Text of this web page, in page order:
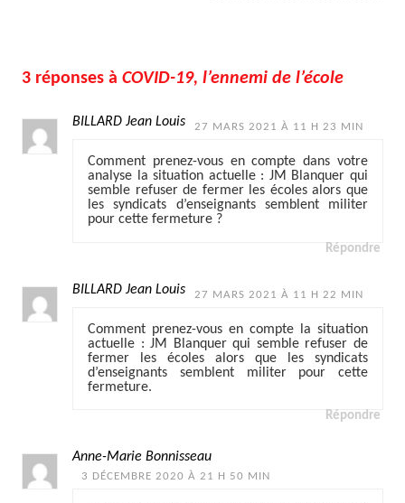
3 réponses àCOVID-19, l’ennemi de l’école
BILLARD Jean Louis 27 MARS 2021 À 11 H 23 MIN
Comment prenez-vous en compte dans votre
analyse la situation actuelle : JM Blanquer qui
semble refuser de fermer les écoles alors que
les syndicats d’enseignants semblent militer
pour cette fermeture ?
Répondre
BILLARD Jean Louis 27 MARS 2021 À 11 H 22 MIN
Comment prenez-vous en compte la situation
actuelle : JM Blanquer qui semble refuser de
fermer les écoles alors que les syndicats
d’enseignants semblent militer pour cette
fermeture.
Répondre
Anne-Marie Bonnisseau
3 DÉCEMBRE 2020 À 21 H 50 MIN